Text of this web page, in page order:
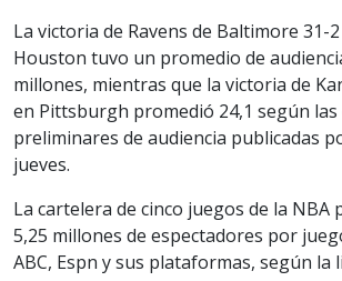
La victoria de Ravens de Baltimore 31-
Houston tuvo un promedio de
millones, mientras que la victoria de
en Pittsburgh promedió 24,1 según las
preliminares de audiencia publicadas
jueves.
La cartelera de cinco juegos de la NBA
5,25 millones de espectadores por
ABC, Espn y sus plataformas, según la